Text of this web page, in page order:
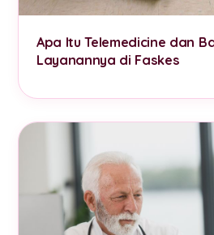
Apa Itu Telemedicine dan
Layanannya di Faskes